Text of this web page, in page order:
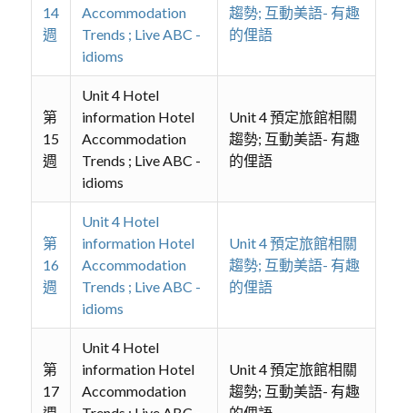
14
週
Accommodation
Trends ; Live ABC -
idioms
趨勢; 互動美語- 有趣
的俚語
第
15
週
Unit 4 Hotel
information Hotel
Accommodation
Trends ; Live ABC -
idioms
Unit 4 預定旅館相關
趨勢; 互動美語- 有趣
的俚語
第
16
週
Unit 4 Hotel
information Hotel
Accommodation
Trends ; Live ABC -
idioms
Unit 4 預定旅館相關
趨勢; 互動美語- 有趣
的俚語
第
17
Unit 4 Hotel
information Hotel
Accommodation
Unit 4 預定旅館相關
趨勢; 互動美語- 有趣